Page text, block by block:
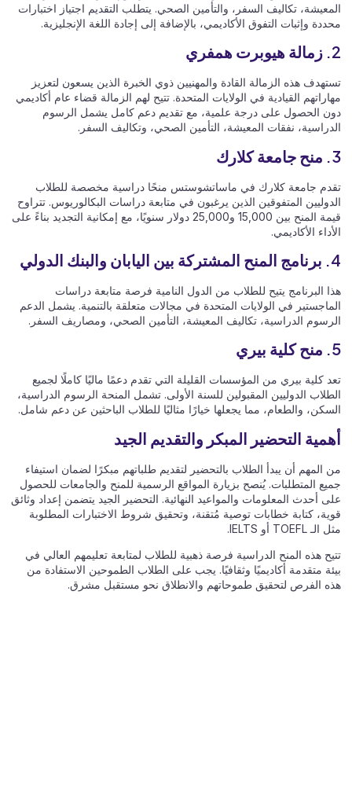
المعيشة، تكاليف السفر، والتأمين الصحي. يتطلب التقديم اجتياز اختبارات
محددة وإثبات التفوق الأكاديمي، بالإضافة إلى إجادة اللغة الإنجليزية.
2. زمالة هيوبرت همفري
تستهدف هذه الزمالة القادة والمهنيين ذوي الخبرة الذين يسعون لتعزيز
مهاراتهم القيادية في الولايات المتحدة. تتيح لهم الزمالة قضاء عام أكاديمي
دون الحصول على درجة علمية، مع تقديم دعم كامل يشمل الرسوم
الدراسية، نفقات المعيشة، التأمين الصحي، وتكاليف السفر.
3. منح جامعة كلارك
تقدم جامعة كلارك في ماساتشوستس منحًا دراسية مخصصة للطلاب
الدوليين المتفوقين الذين يرغبون في متابعة دراسات البكالوريوس. تتراوح
قيمة المنح بين 15,000 و25,000 دولار سنويًا، مع إمكانية التجديد بناءً على
الأداء الأكاديمي.
4. برنامج المنح المشتركة بين اليابان والبنك الدولي
هذا البرنامج يتيح للطلاب من الدول النامية فرصة متابعة دراسات
الماجستير في الولايات المتحدة في مجالات متعلقة بالتنمية. يشمل الدعم
الرسوم الدراسية، تكاليف المعيشة، التأمين الصحي، ومصاريف السفر.
5. منح كلية بيري
تعد كلية بيري من المؤسسات القليلة التي تقدم دعمًا ماليًا كاملًا لجميع
الطلاب الدوليين المقبولين للسنة الأولى. تشمل المنحة الرسوم الدراسية،
السكن، والطعام، مما يجعلها خيارًا مثاليًا للطلاب الباحثين عن دعم شامل.
أهمية التحضير المبكر والتقديم الجيد
من المهم أن يبدأ الطلاب بالتحضير لتقديم طلباتهم مبكرًا لضمان استيفاء
جميع المتطلبات. يُنصح بزيارة المواقع الرسمية للمنح والجامعات للحصول
على أحدث المعلومات والمواعيد النهائية. التحضير الجيد يتضمن إعداد وثائق
قوية، كتابة خطابات توصية مُتقنة، وتحقيق شروط الاختبارات المطلوبة
مثل الـ TOEFL أو IELTS.
تتيح هذه المنح الدراسية فرصة ذهبية للطلاب لمتابعة تعليمهم العالي في
بيئة متقدمة أكاديميًا وثقافيًا. يجب على الطلاب الطموحين الاستفادة من
هذه الفرص لتحقيق طموحاتهم والانطلاق نحو مستقبل مشرق.